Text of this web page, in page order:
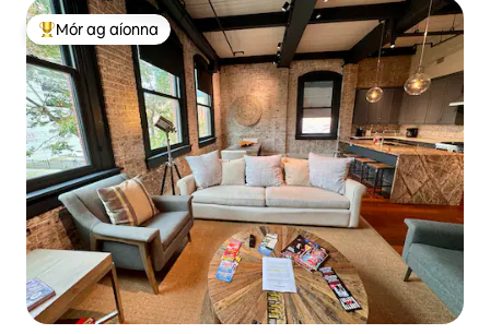
An-mhór ag aíonna
Mór ag aíonna